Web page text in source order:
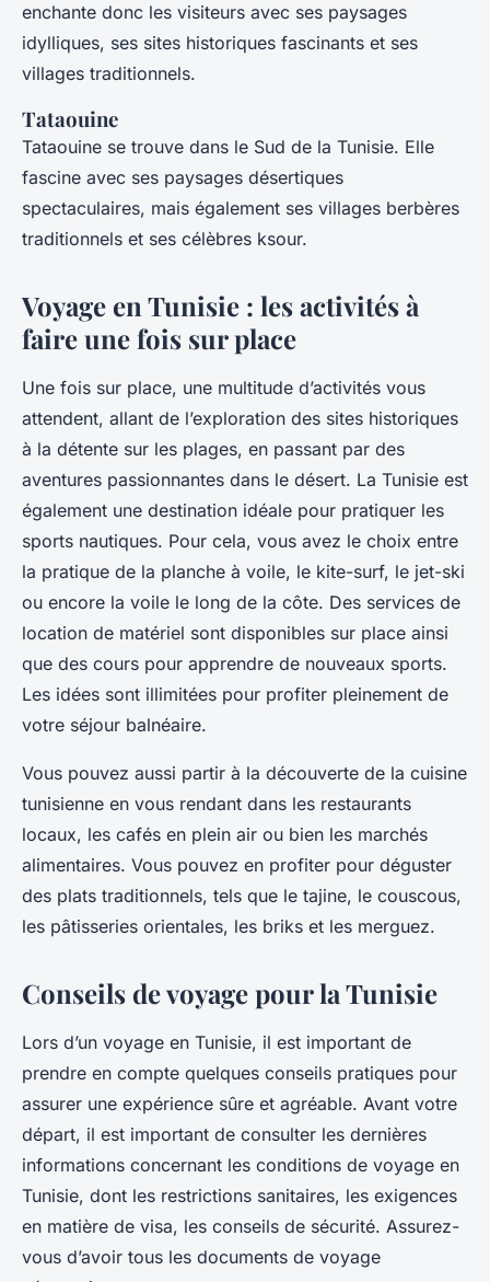
enchante donc les visiteurs avec ses paysages
idylliques, ses sites historiques fascinants et ses
villages traditionnels.
Tataouine
Tataouine se trouve dans le Sud de la Tunisie. Elle
fascine avec ses paysages désertiques
spectaculaires, mais également ses villages berbères
traditionnels et ses célèbres ksour.
Voyage en Tunisie : les activités à
faire une fois sur place
Une fois sur place, une multitude d’activités vous
attendent, allant de l’exploration des sites historiques
à la détente sur les plages, en passant par des
aventures passionnantes dans le désert. La Tunisie est
également une destination idéale pour pratiquer les
sports nautiques. Pour cela, vous avez le choix entre
la pratique de la planche à voile, le kite-surf, le jet-ski
ou encore la voile le long de la côte. Des services de
location de matériel sont disponibles sur place ainsi
que des cours pour apprendre de nouveaux sports.
Les idées sont illimitées pour profiter pleinement de
votre séjour balnéaire.
Vous pouvez aussi partir à la découverte de la cuisine
tunisienne en vous rendant dans les restaurants
locaux, les cafés en plein air ou bien les marchés
alimentaires. Vous pouvez en profiter pour déguster
des plats traditionnels, tels que le tajine, le couscous,
les pâtisseries orientales, les briks et les merguez.
Conseils de voyage pour la Tunisie
Lors d’un voyage en Tunisie, il est important de
prendre en compte quelques conseils pratiques pour
assurer une expérience sûre et agréable. Avant votre
départ, il est important de consulter les dernières
informations concernant les conditions de voyage en
Tunisie, dont les restrictions sanitaires, les exigences
en matière de visa, les conseils de sécurité. Assurez-
vous d’avoir tous les documents de voyage